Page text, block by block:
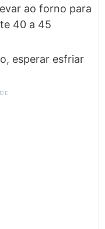
ao forno para
40 a 45
esperar esfriar